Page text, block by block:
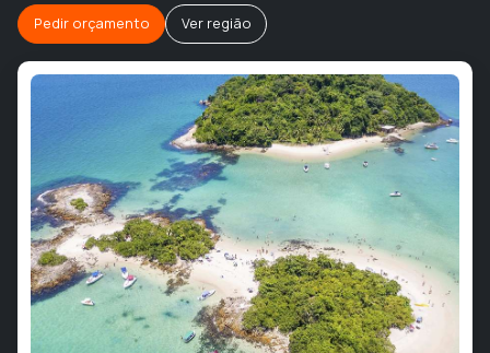
Pedir orçamento Ver região